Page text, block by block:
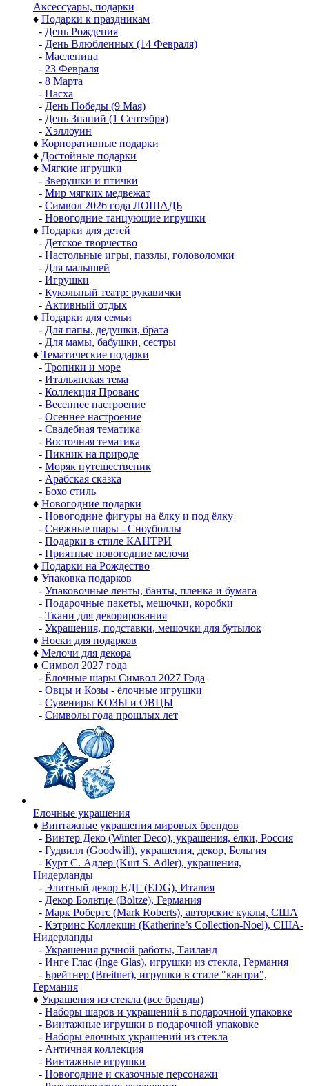
Аксессуары, подарки
♦ Подарки к праздникам
- День Рождения
- День Влюбленных (14 Февраля)
- Масленица
- 23 Февраля
- 8 Марта
- Пасха
- День Победы (9 Мая)
- День Знаний (1 Сентября)
- Хэллоуин
♦ Корпоративные подарки
♦ Достойные подарки
♦ Мягкие игрушки
- Зверушки и птички
- Мир мягких медвежат
- Символ 2026 года ЛОШАДЬ
- Новогодние танцующие игрушки
♦ Подарки для детей
- Детское творчество
- Настольные игры, паззлы, головоломки
- Для малышей
- Игрушки
- Кукольный театр: рукавички
- Активный отдых
♦ Подарки для семьи
- Для папы, дедушки, брата
- Для мамы, бабушки, сестры
♦ Тематические подарки
- Тропики и море
- Итальянская тема
- Коллекция Прованс
- Весеннее настроение
- Осеннее настроение
- Свадебная тематика
- Восточная тематика
- Пикник на природе
- Моряк путешественик
- Арабская сказка
- Бохо стиль
♦ Новогодние подарки
- Новогодние фигуры на ёлку и под ёлку
- Снежные шары - Сноуболлы
- Подарки в стиле КАНТРИ
- Приятные новогодние мелочи
♦ Подарки на Рождество
♦ Упаковка подарков
- Упаковочные ленты, банты, пленка и бумага
- Подарочные пакеты, мешочки, коробки
- Ткани для декорирования
- Украшения, подставки, мешочки для бутылок
♦ Носки для подарков
♦ Мелочи для декора
♦ Символ 2027 года
- Ёлочные шары Символ 2027 Года
- Овцы и Козы - ёлочные игрушки
- Сувениры КОЗЫ и ОВЦЫ
- Символы года прошлых лет
Елочные украшения
♦ Винтажные украшения мировых брендов
- Винтер Деко (Winter Deco), украшения, ёлки, Россия
- Гудвилл (Goodwill), украшения, декор, Бельгия
- Курт С. Адлер (Kurt S. Adler), украшения,
Нидерланды
- Элитный декор ЕДГ (EDG), Италия
- Декор Больтце (Boltze), Германия
- Марк Робертс (Mark Roberts), авторские куклы, США
- Кэтринс Коллекшн (Katherine’s Collection-Noel), США-
Нидерланды
- Украшения ручной работы, Таиланд
- Инге Глас (Inge Glas), игрушки из стекла, Германия
- Брейтнер (Breitner), игрушки в стиле "кантри",
Германия
♦ Украшения из стекла (все бренды)
- Наборы шаров и украшений в подарочной упаковке
- Винтажные игрушки в подарочной упаковке
- Наборы елочных украшений из стекла
- Античная коллекция
- Винтажные игрушки
- Новогодние и сказочные персонажи